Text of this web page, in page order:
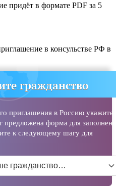
придёт в формате PDF за 5
в консульстве РФ в
гражданство
приглашения в Россию укажите
предложена форма для
к следующему шагу для
гражданство…